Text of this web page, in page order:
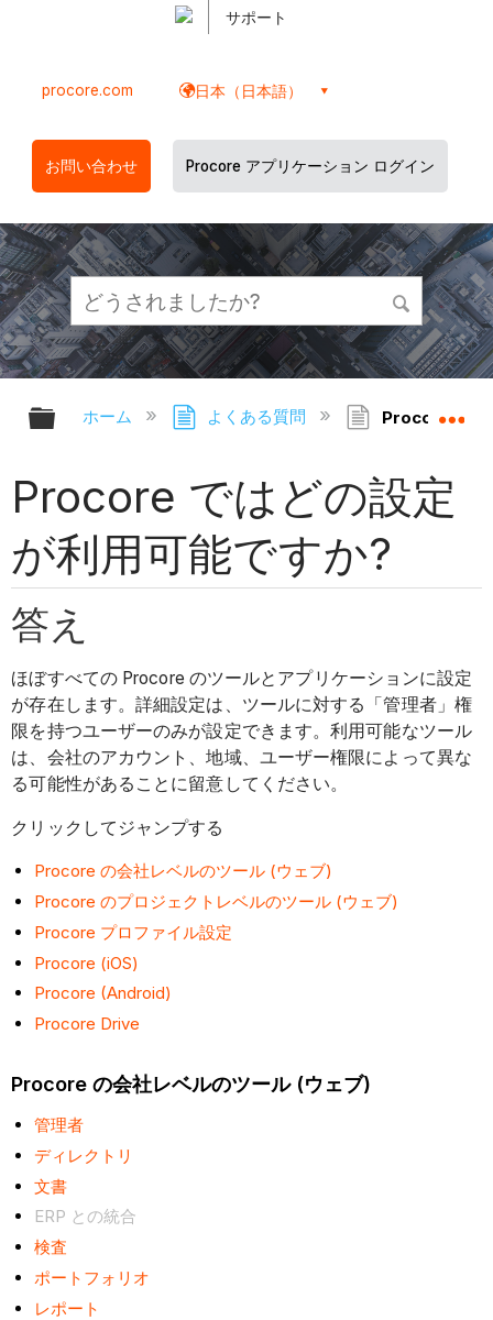
サポート
procore.com 日本（日本語）
お問い合わせ Procore アプリケーション ログイン
グローバル階層を展開/折りたたむ
ホーム よくある質問 Procore では
Procore ではどの設定
が利用可能ですか?
答え
ほぼすべての Procore のツールとアプリケーションに設定
が存在します。詳細設定は、ツールに対する「管理者」権
限を持つユーザーのみが設定できます。利用可能なツール
は、会社のアカウント、地域、ユーザー権限によって異な
る可能性があることに留意してください。
クリックしてジャンプする
Procore の会社レベルのツール (ウェブ)
Procore のプロジェクトレベルのツール (ウェブ)
Procore プロファイル設定
Procore (iOS)
Procore (Android)
Procore Drive
Procore の会社レベルのツール (ウェブ)
管理者
ディレクトリ
文書
ERP との統合
検査
ポートフォリオ
レポート